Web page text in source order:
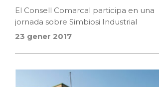
El Consell Comarcal participa en una
jornada sobre Simbiosi Industrial
23 gener 2017